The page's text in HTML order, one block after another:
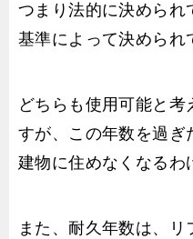
つまり法的に決められ
基準によって決められ
どちらも使用可能と考
すが、この年数を過ぎ
建物に住めなくなるわ
また、耐久年数は、